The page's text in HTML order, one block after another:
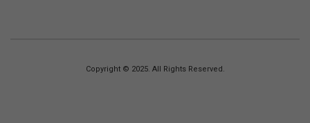
Copyright © 2025. All Rights Reserved.